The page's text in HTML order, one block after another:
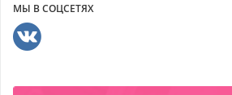
МЫ В СОЦСЕТЯХ